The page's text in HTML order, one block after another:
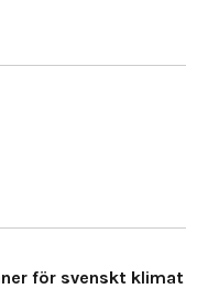
för svenskt klimat